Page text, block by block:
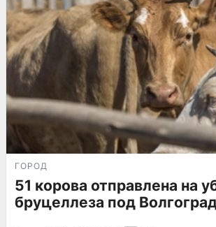
ГОРОД
51 корова отправлена на
бруцеллеза под